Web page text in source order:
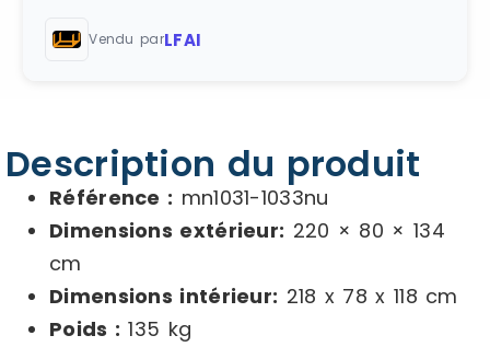
Vendu parLFAI
Description du produit
Référence : mn1031-1033nu
Dimensions extérieur: 220 × 80 × 134
cm
Dimensions intérieur: 218 x 78 x 118 cm
Poids : 135 kg